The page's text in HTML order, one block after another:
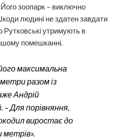
зоопарк – виключно
людині не здатен завдати
Рутковські утримують в
помешканні.
максимальна
разом із
Андрій
– Для порівняння,
виростає до